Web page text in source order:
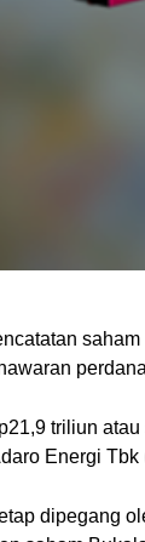
triliun
Energi
dipegang